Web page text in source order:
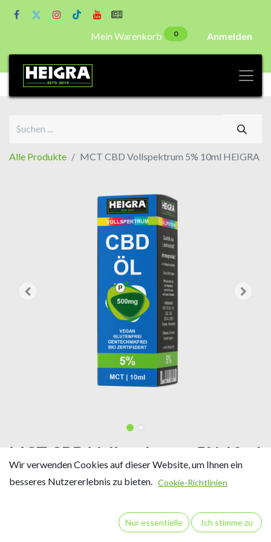
Mein Warenkorb 0 Anmelden
Alle Produkte MCT CBD Vollspektrum 5% 10ml HEIGRA
MCT CBD Vollspektrum 5% 10ml
HEIGRA
Inhalt: 10 ml / ca. 275 Tropfen
10 ml Vollspektrum CBD-Öl enthalten 500 mg CBD
Wir verwenden Cookies auf dieser Website, um Ihnen ein
besseres Nutzererlebnis zu bieten. Cookie-Richtlinien
Nur essentielle Ich stimme zu